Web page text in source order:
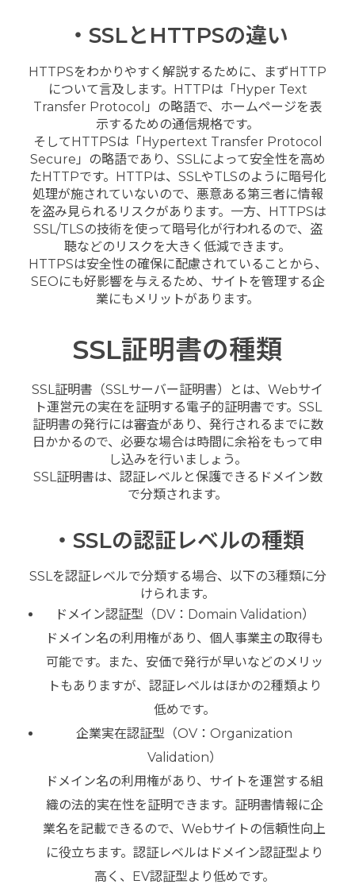
・SSLとHTTPSの違い
HTTPSをわかりやすく解説するために、まずHTTP
について言及します。HTTPは「Hyper Text
Transfer Protocol」の略語で、ホームページを表
示するための通信規格です。
そしてHTTPSは「Hypertext Transfer Protocol
Secure」の略語であり、SSLによって安全性を高め
たHTTPです。HTTPは、SSLやTLSのように暗号化
処理が施されていないので、悪意ある第三者に情報
を盗み見られるリスクがあります。一方、HTTPSは
SSL/TLSの技術を使って暗号化が行われるので、盗
聴などのリスクを大きく低減できます。
HTTPSは安全性の確保に配慮されていることから、
SEOにも好影響を与えるため、サイトを管理する企
業にもメリットがあります。
SSL証明書の種類
SSL証明書（SSLサーバー証明書）とは、Webサイ
ト運営元の実在を証明する電子的証明書です。SSL
証明書の発行には審査があり、発行されるまでに数
日かかるので、必要な場合は時間に余裕をもって申
し込みを行いましょう。
SSL証明書は、認証レベルと保護できるドメイン数
で分類されます。
・SSLの認証レベルの種類
SSLを認証レベルで分類する場合、以下の3種類に分
けられます。
ドメイン認証型（DV：Domain Validation）
ドメイン名の利用権があり、個人事業主の取得も
可能です。また、安価で発行が早いなどのメリッ
トもありますが、認証レベルはほかの2種類より
低めです。
企業実在認証型（OV：Organization
Validation）
ドメイン名の利用権があり、サイトを運営する組
織の法的実在性を証明できます。証明書情報に企
業名を記載できるので、Webサイトの信頼性向上
に役立ちます。認証レベルはドメイン認証型より
高く、EV認証型より低めです。